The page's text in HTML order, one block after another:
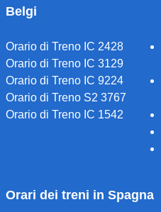
Belgi
Orario di Treno IC 2428
Orario di Treno IC 3129
Orario di Treno IC 9224
Orario di Treno S2 3767
Orario di Treno IC 1542
Orari dei treni in Spagna